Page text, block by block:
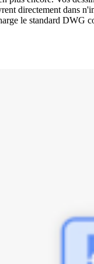
directement dans
le standard DWG